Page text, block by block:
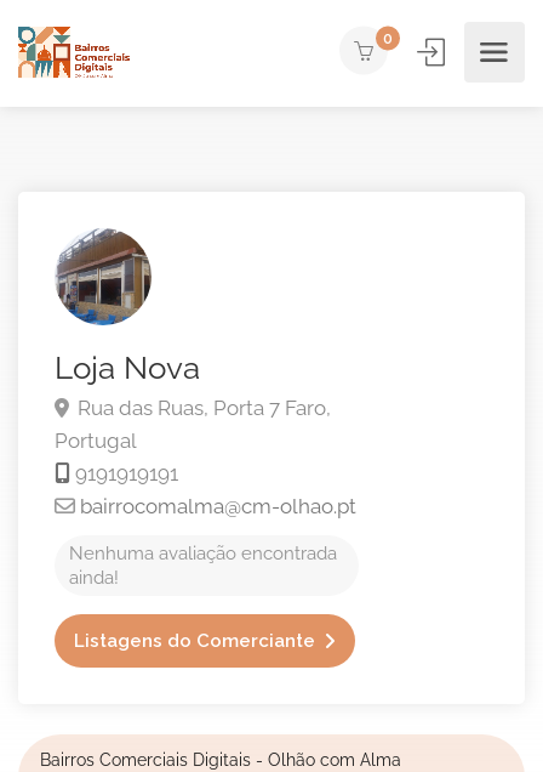
0
Loja Nova
Rua das Ruas, Porta 7 Faro,
Portugal
9191919191
bairrocomalma@cm-olhao.pt
Nenhuma avaliação encontrada
ainda!
Listagens do Comerciante
Bairros Comerciais Digitais - Olhão com Alma